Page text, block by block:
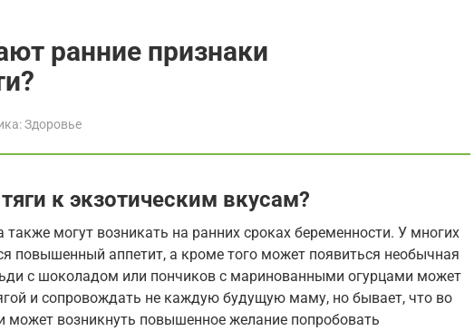
ранние признаки
Здоровье
к экзотическим вкусам?
также могут возникать на ранних сроках беременности. У многих
повышенный аппетит, а кроме того может появиться необычная
с шоколадом или пончиков с маринованными огурцами может
и сопровождать не каждую будущую маму, но бывает, что во
может возникнуть повышенное желание попробовать